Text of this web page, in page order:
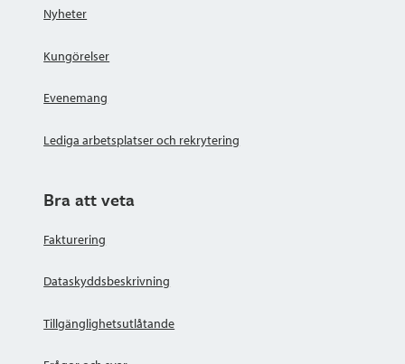
Nyheter
Kungörelser
Evenemang
Lediga arbetsplatser och rekrytering
Bra att veta
Fakturering
Dataskyddsbeskrivning
Tillgänglighetsutlåtande